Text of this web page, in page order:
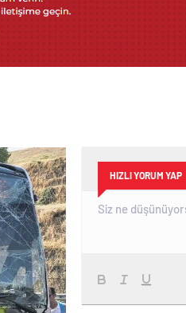
HIZLI YORUM YAP